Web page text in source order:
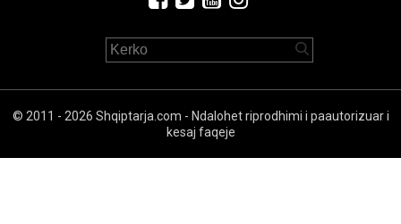
© 2011 - 2026 Shqiptarja.com - Ndalohet riprodhimi i paautorizuar i
kesaj faqeje